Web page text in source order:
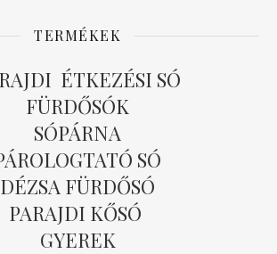
TERMÉKEK
ÉTKEZÉSI SÓ
FÜRDŐSÓK
SÓPÁRNA
SÓ
DÉZSA FÜRDŐSÓ
PARAJDI KŐSÓ
GYEREK